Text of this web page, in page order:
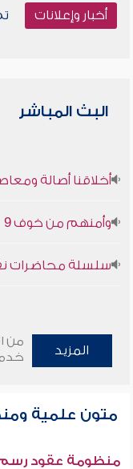
أخبار وإعلانات
البث المباشر
أخلاقنا أصالة
وأمنهم من خوف 9
سلسلة محاضرات
المزيد
من
متون علمية
منظومة عقود